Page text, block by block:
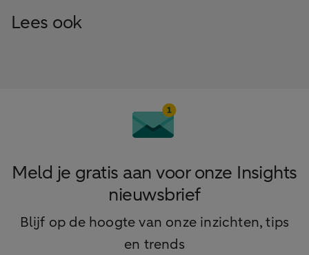
Lees ook
Meld je gratis aan voor onze Insights
nieuwsbrief
Blijf op de hoogte van onze inzichten, tips
en trends